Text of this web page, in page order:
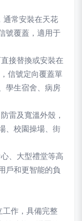
通常安裝在天花
號覆蓋，適用于
接替換或安裝在
信號定向覆蓋單
學生宿舍、病房
雷及寬溫外殼，
、校園操場、街
、大型禮堂等高
戶和更智能的負
工作，具備完整